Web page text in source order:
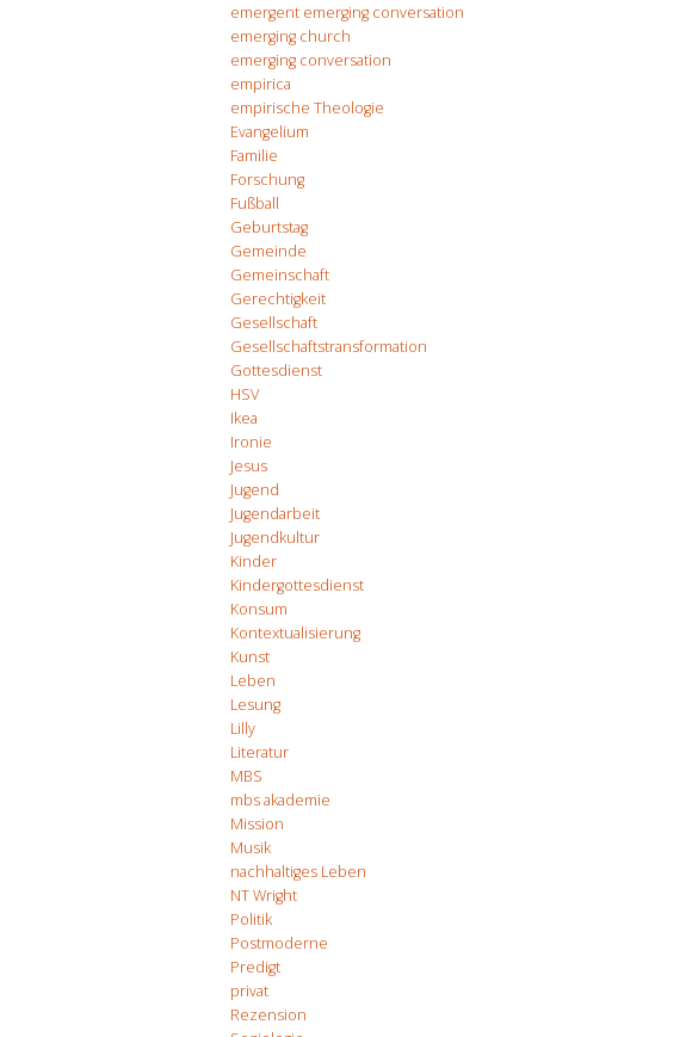
emergent emerging conversation
emerging church
emerging conversation
empirica
empirische Theologie
Evangelium
Familie
Forschung
Fußball
Geburtstag
Gemeinde
Gemeinschaft
Gerechtigkeit
Gesellschaft
Gesellschaftstransformation
Gottesdienst
HSV
Ikea
Ironie
Jesus
Jugend
Jugendarbeit
Jugendkultur
Kinder
Kindergottesdienst
Konsum
Kontextualisierung
Kunst
Leben
Lesung
Lilly
Literatur
MBS
mbs akademie
Mission
Musik
nachhaltiges Leben
NT Wright
Politik
Postmoderne
Predigt
privat
Rezension